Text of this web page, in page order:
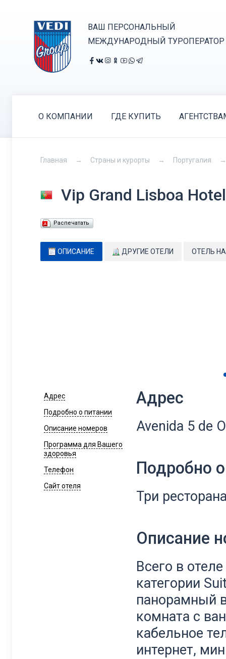
ВАШ ПЕРСОНАЛЬНЫЙ
МЕЖДУНАРОДНЫЙ ТУРОПЕРАТОР
О КОМПАНИИ ГДЕ КУПИТЬ
Главная Страны и курорты Португалия
Vip Grand Lisboa
Распечатать
ОПИСАНИЕ ДРУГИЕ ОТЕЛИ ОТЕЛЬ
Адрес
Подробно о питании
Описание номеров
Программа для Вашего
здоровья
Телефон
Сайт отеля
Адрес
Avenida 5 de
Подробно
Три
Описание
Всего в
категории
панорамный
комната с
кабельное
интернет,